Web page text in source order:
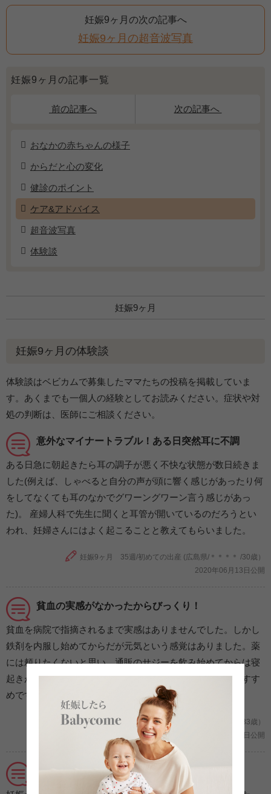
妊娠9ヶ月の次の記事へ
妊娠9ヶ月の超音波写真
妊娠9ヶ月の記事一覧
前の記事へ 次の記事へ
おなかの赤ちゃんの様子
からだと心の変化
健診のポイント
ケア&アドバイス
超音波写真
体験談
妊娠9ヶ月
妊娠9ヶ月の体験談
体験談はベビカムで募集したママたちの投稿を掲載していま
す。あくまでも一個人の経験としてお読みください。症状や対
処の判断は、医師にご相談ください。
意外なマイナートラブル！ある日突然耳に不調
ある日急に朝起きたら耳の調子が悪く不快な状態が数日続きま
した(例えば、しゃべると自分の声が頭に響く感じがあったり何
をしてなくても耳のなかでグワーングワーン言う感じがあっ
た)。 産婦人科で先生に聞くと耳管が開いているのだろうとい
われ、妊婦さんにはよく起こることと教えてもらいました。
妊娠9ヶ月 35週/初めての出産 (広島県/＊＊＊＊ /30歳）
2020年06月13日公開
貧血の実感がなかったからびっくり！
貧血を病院で指摘されるまで実感はありませんでした。しかし
鉄剤を内服し始めてからだが元気という感覚はありました。薬
には頼りたくないと思い、通販のサジーを飲み始めてからは寝
起きがすっきりとして身体が軽くなった感じがします。おすす
めです！
妊娠9ヶ月 33週/初めての出産 (千葉県/ちよこ/33歳）
2020年06月02日公開
コロナの影響で不安な毎日